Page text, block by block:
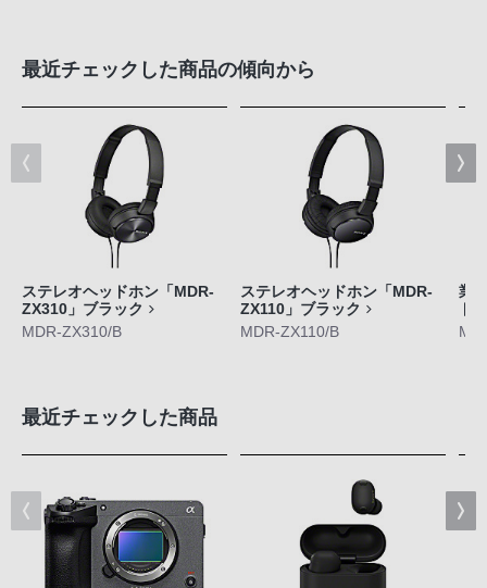
最近チェックした商品の傾向から
ステレオヘッドホン「MDR-
ZX310」ブラック
MDR-ZX310/B
ステレオヘッドホン「MDR-
ZX110」ブラック
MDR-ZX110/B
業
最近チェックした商品